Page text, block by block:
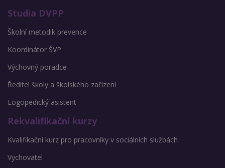
Studia DVPP
Školní metodik prevence
Koordinátor ŠVP
Výchovný poradce
Ředitel školy a školského zařízení
Logopedický asistent
Rekvalifikační kurzy
Kvalifikační kurz pro pracovníky v sociálních službách
Vychovatel